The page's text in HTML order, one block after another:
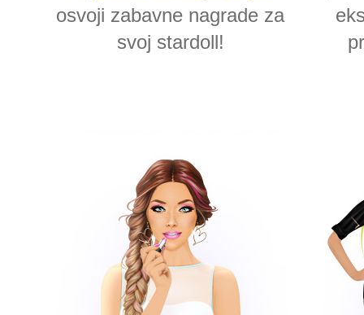
osvoji zabavne nagrade za
svoj stardoll!